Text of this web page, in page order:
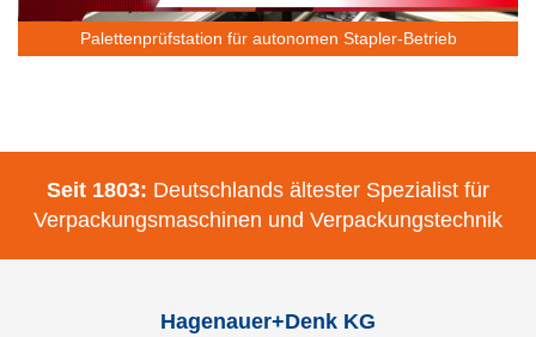
Palettenprüfstation für autonomen Stapler-Betrieb
Seit 1803: Deutschlands ältester Spezialist für
Verpackungsmaschinen und Verpackungstechnik
Hagenauer+Denk KG